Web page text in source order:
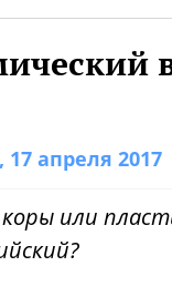
, 17 апреля 2017
или